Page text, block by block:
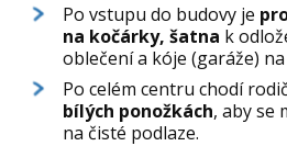
Po vstupu do budovy je
na kočárky, šatna k
oblečení a kóje (garáže)
Po celém centru chodí
bílých ponožkách, aby se
na čisté podlaze.